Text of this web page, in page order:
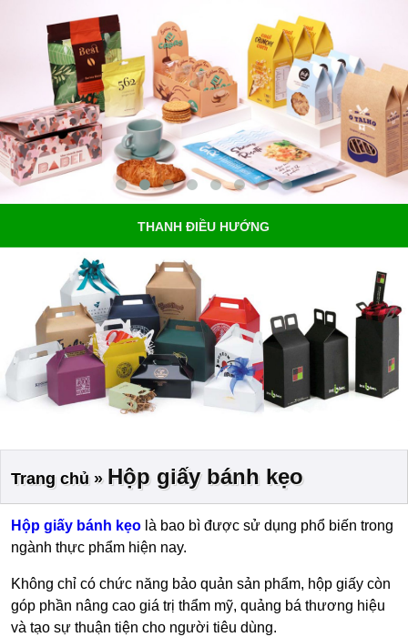
THANH ĐIỀU HƯỚNG
Trang chủ» Hộp giấy bánh kẹo
Hộp giấy bánh kẹo là bao bì được sử dụng phổ biến trong
ngành thực phẩm hiện nay.
Không chỉ có chức năng bảo quản sản phẩm, hộp giấy còn
góp phần nâng cao giá trị thẩm mỹ, quảng bá thương hiệu
và tạo sự thuận tiện cho người tiêu dùng.